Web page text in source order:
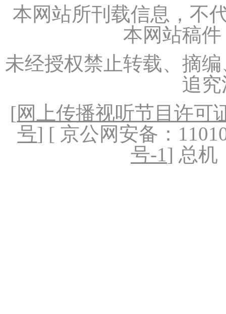
本网站所刊载信息，不
本网站稿
未经授权禁止转载、摘
追
[网上传播视听节目许可
号] [ 京公网安备：
号-1] 总机